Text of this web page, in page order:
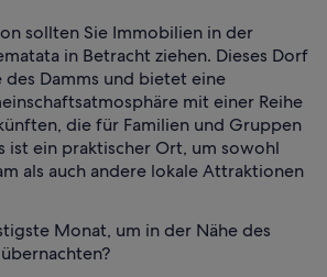
sollten Sie Immobilien in der
in Betracht ziehen. Dieses Dorf
Damms und bietet eine
mit einer Reihe
die für Familien und Gruppen
ist ein praktischer Ort, um sowohl
als auch andere lokale Attraktionen
Monat, um in der Nähe des